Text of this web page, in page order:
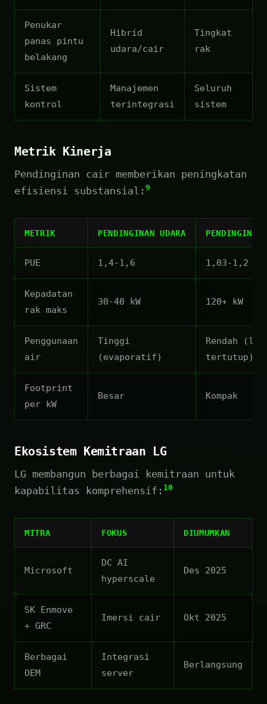
Penukar
panas pintu
belakang
Hibrid
udara/cair
Tingkat
rak
Sistem
kontrol
Manajemen
terintegrasi
Seluruh
sistem
Metrik Kinerja
Pendinginan cair memberikan peningkatan
efisiensi substansial: 9
METRIK PENDINGINAN UDARA
PUE 1,4-1,6 1,03-1,2
Kepadatan
rak maks
30-40 kW 120+ kW
Penggunaan
air
Tinggi
(evaporatif)
Rendah
tertutup)
Footprint
per kW
Besar Kompak
Ekosistem Kemitraan LG
LG membangun berbagai kemitraan untuk
kapabilitas komprehensif: 10
MITRA FOKUS DIUMUMKAN
Microsoft
DC AI
hyperscale
Des 2025
SK Enmove
+ GRC
Imersi cair Okt 2025
Berbagai
OEM
Integrasi
server
Berlangsung